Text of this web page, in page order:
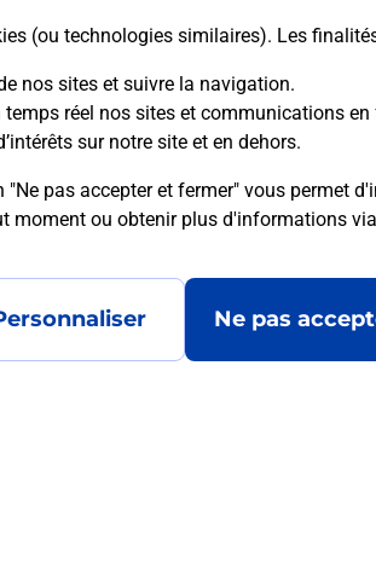
(ou technologies similaires). Les
nos sites et suivre la navigation.
réel nos sites et communications
sur notre site et en dehors.
pas accepter et fermer" vous permet
moment ou obtenir plus d'informations via
Ne pas